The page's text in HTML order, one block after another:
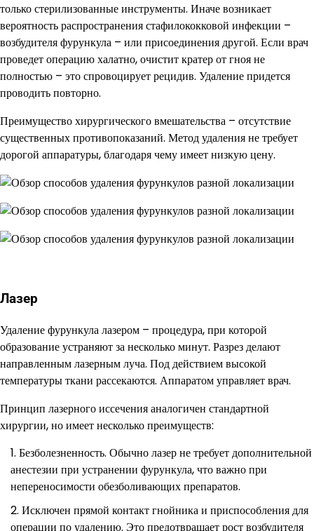
только стерилизованные инструменты. Иначе возникает
вероятность распространения стафилококковой инфекции –
возбудителя фурункула – или присоединения другой. Если врач
проведет операцию халатно, очистит кратер от гноя не
полностью – это спровоцирует рецидив. Удаление придется
проводить повторно.
Преимущество хирургического вмешательства – отсутствие
существенных противопоказаний. Метод удаления не требует
дорогой аппаратуры, благодаря чему имеет низкую цену.
Лазер
Удаление фурункула лазером – процедура, при которой
образование устраняют за несколько минут. Разрез делают
направленным лазерным луча. Под действием высокой
температуры ткани рассекаются. Аппаратом управляет врач.
Принцип лазерного иссечения аналогичен стандартной
хирургии, но имеет несколько преимуществ:
Безболезненность. Обычно лазер не требует дополнительной
анестезии при устранении фурункула, что важно при
непереносимости обезболивающих препаратов.
Исключен прямой контакт гнойника и приспособления для
операции по удалению. Это предотвращает рост возбудителя